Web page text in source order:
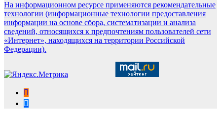
На информационном ресурсе применяются рекомендательные
технологии (информационные технологии предоставления
информации на основе сбора, систематизации и анализа
сведений, относящихся к предпочтениям пользователей сети
«Интернет», находящихся на территории Российской
Федерации).